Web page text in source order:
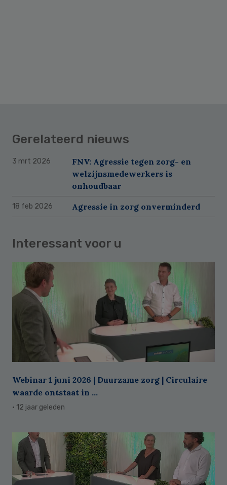
Gerelateerd nieuws
3 mrt 2026
FNV: Agressie tegen zorg- en
welzijnsmedewerkers is
onhoudbaar
18 feb 2026 Agressie in zorg onverminderd
Interessant voor u
Webinar 1 juni 2026 | Duurzame zorg | Circulaire
waarde ontstaat in ...
· 12 jaar geleden